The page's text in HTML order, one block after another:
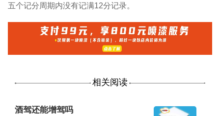
五个记分周期内没有记满12分记录。
相关阅读
酒驾还能增驾吗